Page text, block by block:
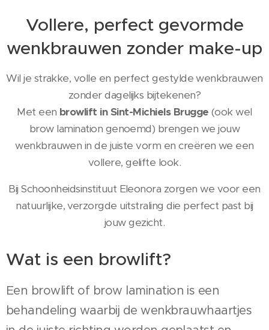
Vollere, perfect gevormde
wenkbrauwen zonder make-up
Wil je strakke, volle en perfect gestylde wenkbrauwen
zonder dagelijks bijtekenen?
Met een browlift in Sint-Michiels Brugge (ook wel
brow lamination genoemd) brengen we jouw
wenkbrauwen in de juiste vorm en creëren we een
vollere, gelifte look.
Bij Schoonheidsinstituut Eleonora zorgen we voor een
natuurlijke, verzorgde uitstraling die perfect past bij
jouw gezicht.
Wat is een browlift?
Een browlift of brow lamination is een
behandeling waarbij de wenkbrauwhaartjes